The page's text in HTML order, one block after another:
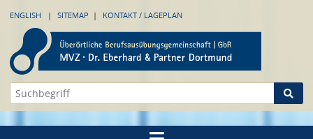
ENGLISH SITEMAP KONTAKT / LAGEPLAN